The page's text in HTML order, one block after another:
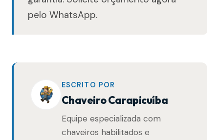
pelo WhatsApp.
ESCRITO POR
Chaveiro Carapicuíba
Equipe especializada com
chaveiros habilitados e